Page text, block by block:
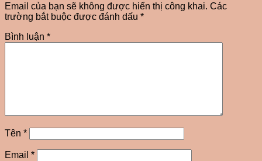
Email của bạn sẽ không được hiển thị công khai. Các
trường bắt buộc được đánh dấu *
Bình luận *
Tên *
Email *